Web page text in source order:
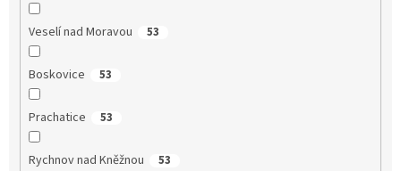
Veselí nad Moravou 53
Boskovice 53
Prachatice 53
Rychnov nad Kněžnou 53